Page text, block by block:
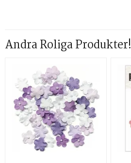
Andra Roliga Produkter!